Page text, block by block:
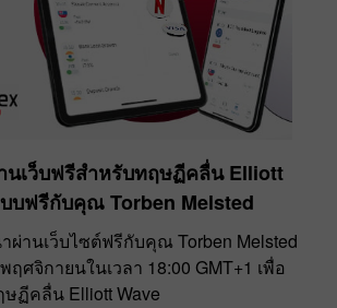
นเว็บฟรีสำหรับทฤษฏีคลื่น Elliott
บฟรีกับคุณ Torben Melsted
ผ่านเว็บไซต์ฟรีกับคุณ Torben Melsted
ศจิกายนในเวลา 18:00 GMT+1 เพื่อ
ษฏีคลื่น Elliott Wave